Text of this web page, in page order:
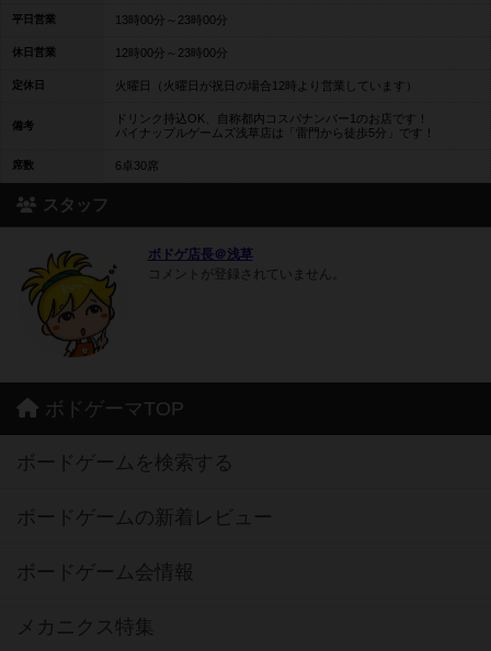
平日営業 13時00分～23時00分
休日営業 12時00分～23時00分
定休日 火曜日（火曜日が祝日の場合12時より営業しています）
備考
ドリンク持込OK、自称都内コスパナンバー1のお店です！
パイナップルゲームズ浅草店は「雷門から徒歩5分」です！
席数 6卓30席
スタッフ
ボドゲ店長＠浅草
コメントが登録されていません。
ボドゲーマTOP
ボードゲームを検索する
ボードゲームの新着レビュー
ボードゲーム会情報
メカニクス特集